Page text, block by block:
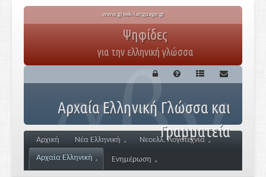
www.greek-language.gr
Ψηφίδες
για την ελληνική γλώσσα
Αρχαία Ελληνική Γλώσσα και
Γραμματεία
Αρχική Νέα Ελληνική
Νεοελλ. Λογοτεχνία
Αρχαία Ελληνική
Ενημέρωση